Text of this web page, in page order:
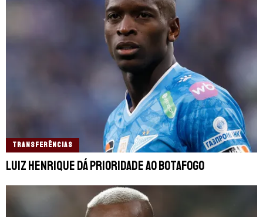
TRANSFERÊNCIAS
Luiz Henrique dá prioridade ao Botafogo